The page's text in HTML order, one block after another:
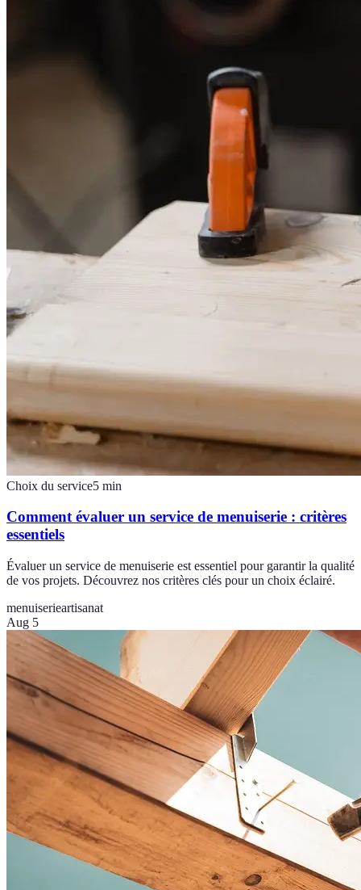
Choix du service5 min
Comment évaluer un service de menuiserie : critères
essentiels
Évaluer un service de menuiserie est essentiel pour garantir la qualité
de vos projets. Découvrez nos critères clés pour un choix éclairé.
menuiserieartisanat
Aug 5